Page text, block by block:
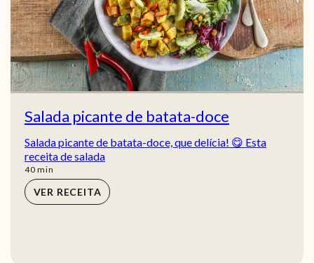
Salada picante de batata-doce
Salada picante de batata-doce, que delícia! 😋 Esta
receita de salada
40min
min
VER RECEITA